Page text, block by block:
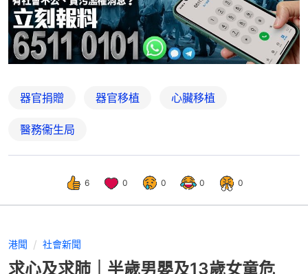
器官捐贈 器官移植 心臟移植
醫務衞生局
6 0 0 0 0
港聞 社會新聞
求心及求肺｜半歲男嬰及13歲女童危